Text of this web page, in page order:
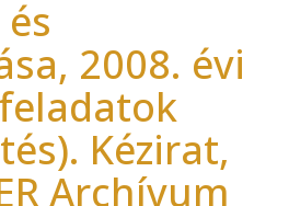
2008. évi
Kézirat,
Archívum